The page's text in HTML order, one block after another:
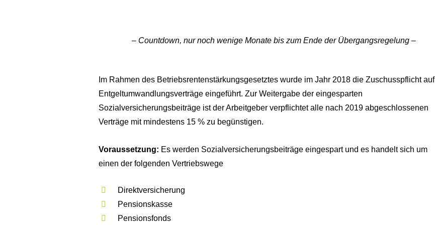
– Countdown, nur noch wenige Monate bis zum Ende der Übergangsregelung –
Im Rahmen des Betriebsrentenstärkungsgesetztes wurde im Jahr 2018 die Zuschusspflicht auf
Entgeltumwandlungsverträge eingeführt. Zur Weitergabe der eingesparten
Sozialversicherungsbeiträge ist der Arbeitgeber verpflichtet alle nach 2019 abgeschlossenen
Verträge mit mindestens 15 % zu begünstigen.
Voraussetzung: Es werden Sozialversicherungsbeiträge eingespart und es handelt sich um
einen der folgenden Vertriebswege
Direktversicherung
Pensionskasse
Pensionsfonds